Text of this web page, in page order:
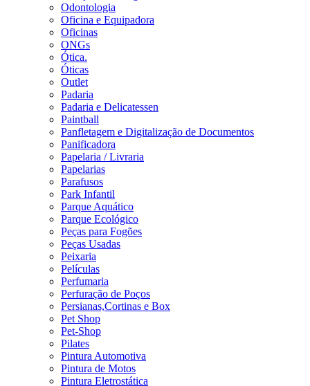
Odontologia
Oficina e Equipadora
Oficinas
ONGs
Ótica.
Óticas
Outlet
Padaria
Padaria e Delicatessen
Paintball
Panfletagem e Digitalização de Documentos
Panificadora
Papelaria / Livraria
Papelarias
Parafusos
Park Infantil
Parque Aquático
Parque Ecológico
Peças para Fogões
Peças Usadas
Peixaria
Películas
Perfumaria
Perfuração de Poços
Persianas,Cortinas e Box
Pet Shop
Pet-Shop
Pilates
Pintura Automotiva
Pintura de Motos
Pintura Eletrostática